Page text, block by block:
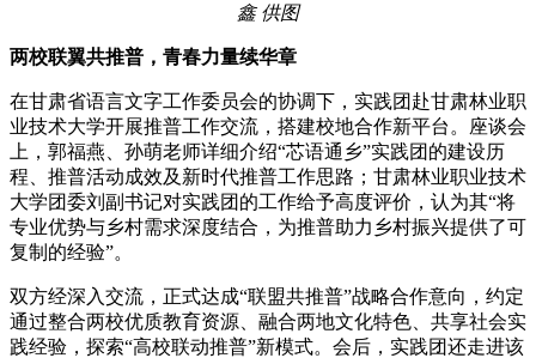
鑫 供图
两校联翼共推普，青春力量续华章
在甘肃省语言文字工作委员会的协调下，实践团赴甘肃林业职
业技术大学开展推普工作交流，搭建校地合作新平台。座谈会
上，郭福燕、孙萌老师详细介绍“芯语通乡”实践团的建设历
程、推普活动成效及新时代推普工作思路；甘肃林业职业技术
大学团委刘副书记对实践团的工作给予高度评价，认为其“将
专业优势与乡村需求深度结合，为推普助力乡村振兴提供了可
复制的经验”。
双方经深入交流，正式达成“联盟共推普”战略合作意向，约定
通过整合两校优质教育资源、融合两地文化特色、共享社会实
践经验，探索“高校联动推普”新模式。会后，实践团还走进该